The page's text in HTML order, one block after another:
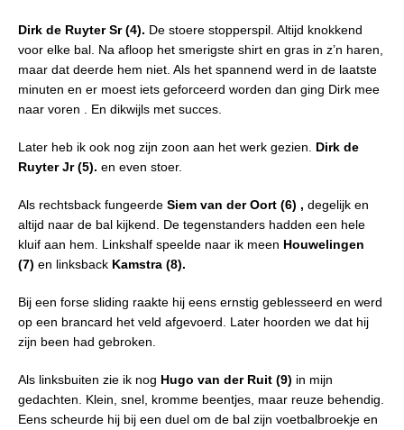
Dirk de Ruyter Sr (4). De stoere stopperspil. Altijd knokkend
voor elke bal. Na afloop het smerigste shirt en gras in z’n haren,
maar dat deerde hem niet. Als het spannend werd in de laatste
minuten en er moest iets geforceerd worden dan ging Dirk mee
naar voren . En dikwijls met succes.
Later heb ik ook nog zijn zoon aan het werk gezien. Dirk de
Ruyter Jr (5). en even stoer.
Als rechtsback fungeerde Siem van der Oort (6) , degelijk en
altijd naar de bal kijkend. De tegenstanders hadden een hele
kluif aan hem. Linkshalf speelde naar ik meen Houwelingen
(7) en linksback Kamstra (8).
Bij een forse sliding raakte hij eens ernstig geblesseerd en werd
op een brancard het veld afgevoerd. Later hoorden we dat hij
zijn been had gebroken.
Als linksbuiten zie ik nog Hugo van der Ruit (9) in mijn
gedachten. Klein, snel, kromme beentjes, maar reuze behendig.
Eens scheurde hij bij een duel om de bal zijn voetbalbroekje en